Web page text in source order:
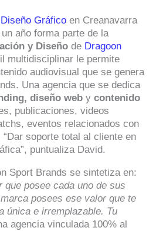
Diseño Gráfico en Creanavarra
año forma parte de la
y Diseño de Dragoon
multidisciplinar le permite
audiovisual que se genera
Una agencia que se dedica
diseño web y contenido
publicaciones, videos
eventos relacionados con
soporte total al cliente en
puntualiza David.
Sport Brands se sintetiza en:
que posee cada uno de sus
posees ese valor que te
única e irremplazable. Tu
agencia vinculada 100% al